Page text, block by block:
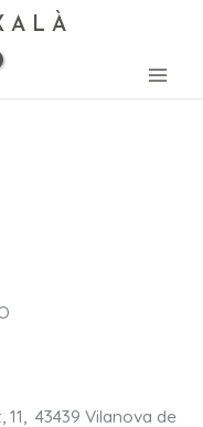
43439 Vilanova de